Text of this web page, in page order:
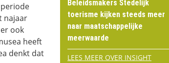
najaar
ook
heeft
denkt dat
Beleidsmakers Stedelijk
toerisme kijken steeds meer
naar maatschappelijke
meerwaarde
LEES MEER OVER INSIGHT